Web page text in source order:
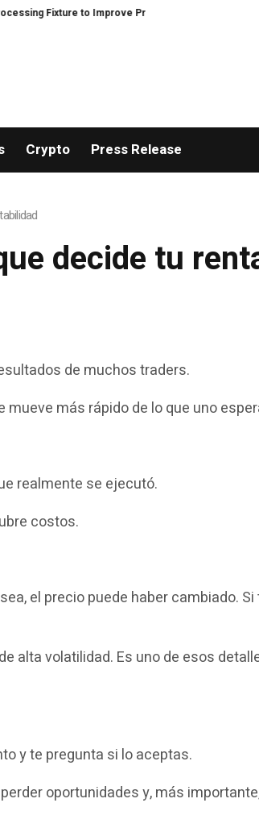
to Improve Precision and Efficiency in Elastic
Crypto Press Release
decide tu
de muchos traders.
más rápido de lo que uno
realmente se ejecutó.
costos.
el precio puede haber cambiado.
alta volatilidad. Es uno de esos
y te pregunta si lo aceptas.
oportunidades y, más